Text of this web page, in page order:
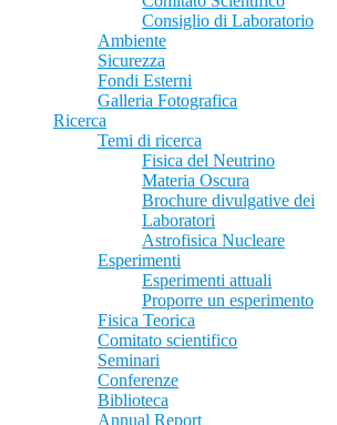
Consiglio di Laboratorio
Ambiente
Sicurezza
Fondi Esterni
Galleria Fotografica
Ricerca
Temi di ricerca
Fisica del Neutrino
Materia Oscura
Brochure divulgative dei
Laboratori
Astrofisica Nucleare
Esperimenti
Esperimenti attuali
Proporre un esperimento
Fisica Teorica
Comitato scientifico
Seminari
Conferenze
Biblioteca
Annual Report